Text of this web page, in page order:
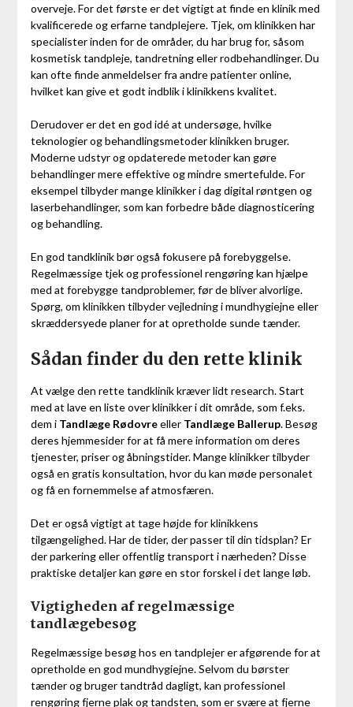
overveje. For det første er det vigtigt at finde en klinik med
kvalificerede og erfarne tandplejere. Tjek, om klinikken har
specialister inden for de områder, du har brug for, såsom
kosmetisk tandpleje, tandretning eller rodbehandlinger. Du
kan ofte finde anmeldelser fra andre patienter online,
hvilket kan give et godt indblik i klinikkens kvalitet.
Derudover er det en god idé at undersøge, hvilke
teknologier og behandlingsmetoder klinikken bruger.
Moderne udstyr og opdaterede metoder kan gøre
behandlinger mere effektive og mindre smertefulde. For
eksempel tilbyder mange klinikker i dag digital røntgen og
laserbehandlinger, som kan forbedre både diagnosticering
og behandling.
En god tandklinik bør også fokusere på forebyggelse.
Regelmæssige tjek og professionel rengøring kan hjælpe
med at forebygge tandproblemer, før de bliver alvorlige.
Spørg, om klinikken tilbyder vejledning i mundhygiejne eller
skræddersyede planer for at opretholde sunde tænder.
Sådan finder du den rette klinik
At vælge den rette tandklinik kræver lidt research. Start
med at lave en liste over klinikker i dit område, som f.eks.
dem i Tandlæge Rødovreeller Tandlæge Ballerup. Besøg
deres hjemmesider for at få mere information om deres
tjenester, priser og åbningstider. Mange klinikker tilbyder
også en gratis konsultation, hvor du kan møde personalet
og få en fornemmelse af atmosfæren.
Det er også vigtigt at tage højde for klinikkens
tilgængelighed. Har de tider, der passer til din tidsplan? Er
der parkering eller offentlig transport i nærheden? Disse
praktiske detaljer kan gøre en stor forskel i det lange løb.
Vigtigheden af regelmæssige
tandlægebesøg
Regelmæssige besøg hos en tandplejer er afgørende for at
opretholde en god mundhygiejne. Selvom du børster
tænder og bruger tandtråd dagligt, kan professionel
rengøring fjerne plak og tandsten, som er svære at fjerne